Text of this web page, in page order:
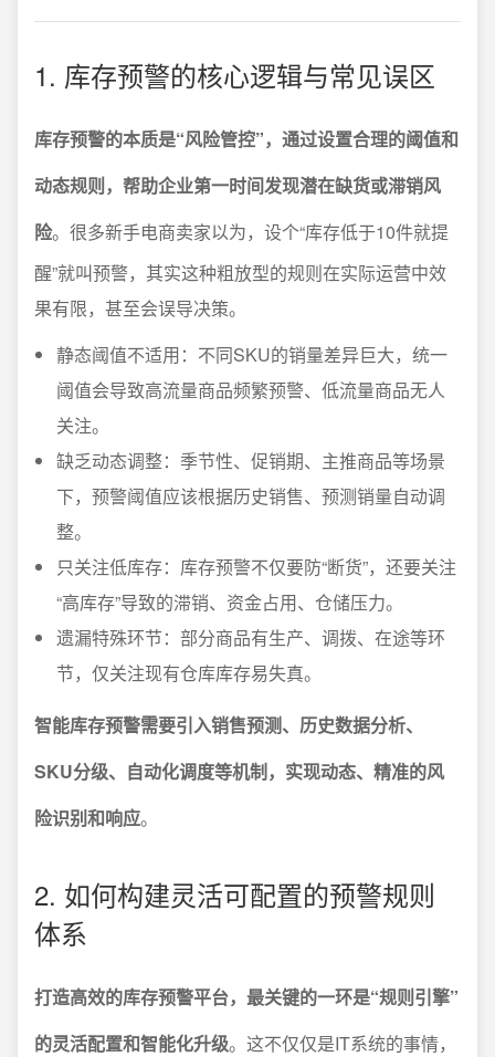
1. 库存预警的核心逻辑与常见误区
库存预警的本质是“风险管控”，通过设置合理的阈值和
动态规则，帮助企业第一时间发现潜在缺货或滞销风
险。很多新手电商卖家以为，设个“库存低于10件就提
醒”就叫预警，其实这种粗放型的规则在实际运营中效
果有限，甚至会误导决策。
静态阈值不适用：不同SKU的销量差异巨大，统一
阈值会导致高流量商品频繁预警、低流量商品无人
关注。
缺乏动态调整：季节性、促销期、主推商品等场景
下，预警阈值应该根据历史销售、预测销量自动调
整。
只关注低库存：库存预警不仅要防“断货”，还要关注
“高库存”导致的滞销、资金占用、仓储压力。
遗漏特殊环节：部分商品有生产、调拨、在途等环
节，仅关注现有仓库库存易失真。
智能库存预警需要引入销售预测、历史数据分析、
SKU分级、自动化调度等机制，实现动态、精准的风
险识别和响应。
2. 如何构建灵活可配置的预警规则
体系
打造高效的库存预警平台，最关键的一环是“规则引擎”
的灵活配置和智能化升级。这不仅仅是IT系统的事情，